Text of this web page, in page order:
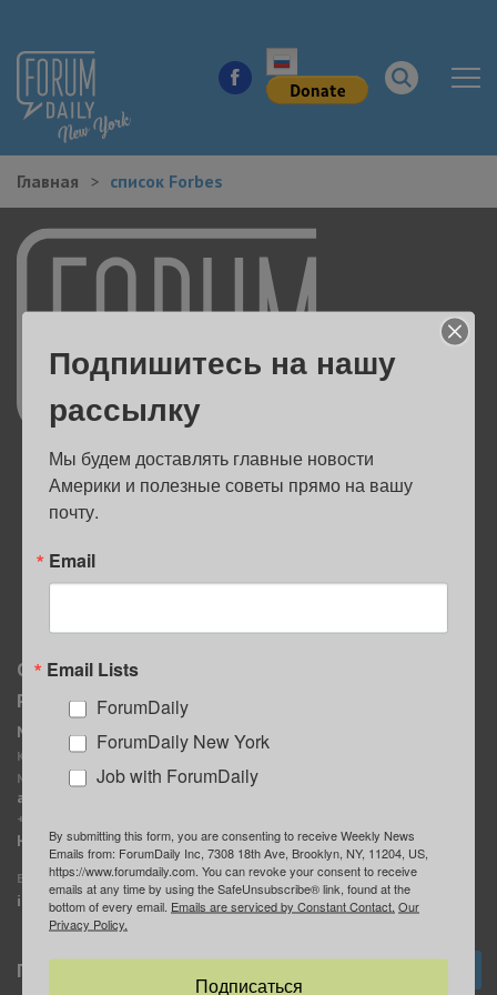
КУДА ПОЙТИ В ГОРОДЕ
ЗДОРОВЬЕ
РАБОТА И БИЗНЕС
ЖИЛЬЕ
ОБРАЗОВАНИЕ
Главная список Forbes
О нас
Реклама
MediaKit
Контактное лицо:
Марина Баранчук
ad@forumdaily.com
+1 347-604-1261
Наши рекламодатели
E-mail редакции:
info@forumdaily.com
Группа “ИЩУ СОВЕТА”
ForumDaily
Подписка
Подпишитесь на нашу
рассылку
Мы будем доставлять главные новости
Америки и полезные советы прямо на вашу
почту.
Email
Email Lists
ForumDaily
ForumDaily New York
Job with ForumDaily
By submitting this form, you are consenting to receive Weekly News
Emails from: ForumDaily Inc, 7308 18th Ave, Brooklyn, NY, 11204, US,
https://www.forumdaily.com. You can revoke your consent to receive
emails at any time by using the SafeUnsubscribe® link, found at the
bottom of every email. Emails are serviced by Constant Contact. Our
Privacy Policy.
Подписаться